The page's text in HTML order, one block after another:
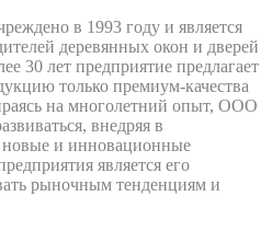
в 1993 году и является
деревянных окон и дверей
30 лет предприятие предлагает
только премиум-качества
на многолетний опыт, ООО
внедряя в
новые и инновационные
является его
рыночным тенденциям и